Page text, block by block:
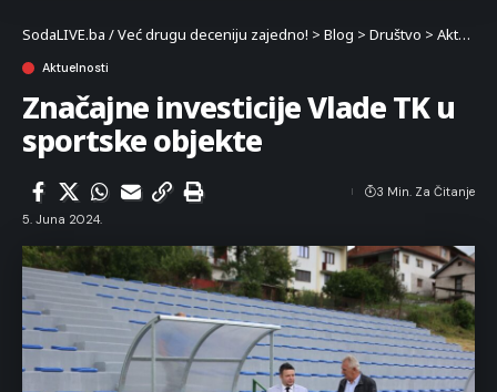
SodaLIVE.ba / Već drugu deceniju zajedno! > Blog > Društvo > Aktuelnosti
Aktuelnosti
Značajne investicije Vlade TK u
sportske objekte
5. Juna 2024.
3 Min. Za Čitanje